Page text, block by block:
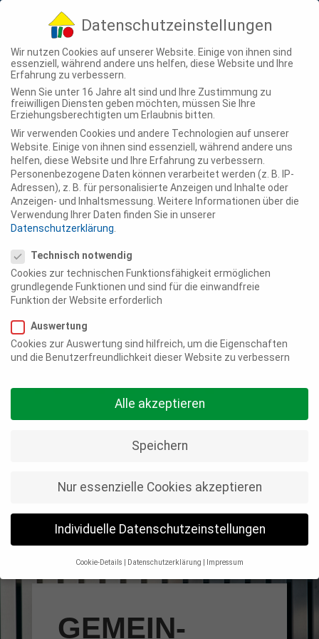
UNSERE
LEIST­
UNGEN –
DAS
KÖNNEN
WIR
GEMEIN­
Datenschutzeinstellungen
Wir nutzen Cookies auf unserer Website. Einige von ihnen sind
essenziell, während andere uns helfen, diese Website und Ihre
Erfahrung zu verbessern.
Wenn Sie unter 16 Jahre alt sind und Ihre Zustimmung zu
freiwilligen Diensten geben möchten, müssen Sie Ihre
Erziehungsberechtigten um Erlaubnis bitten.
Wir verwenden Cookies und andere Technologien auf unserer
Website. Einige von ihnen sind essenziell, während andere uns
helfen, diese Website und Ihre Erfahrung zu verbessern.
Personenbezogene Daten können verarbeitet werden (z. B. IP-
Adressen), z. B. für personalisierte Anzeigen und Inhalte oder
Anzeigen- und Inhaltsmessung. Weitere Informationen über die
Verwendung Ihrer Daten finden Sie in unserer
Datenschutzerklärung
Technisch notwendig
Cookies zur technischen Funktionsfähigkeit ermöglichen
grundlegende Funktionen und sind für die einwandfreie
Funktion der Website erforderlich
Auswertung
Cookies zur Auswertung sind hilfreich, um die Eigenschaften
und die Benutzerfreundlichkeit dieser Website zu verbessern
Alle akzeptieren
Speichern
Nur essenzielle Cookies akzeptieren
Individuelle Datenschutzeinstellungen
Cookie-Details Datenschutzerklärung Impressum
Datenschutzeinstellungen
freiwilligen Diensten geben möchten, müssen Sie Ihre
Erziehungsberechtigten um Erlaubnis bitten.